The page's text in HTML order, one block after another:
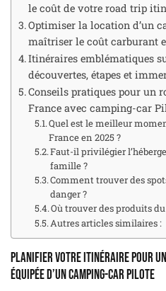
le coût de votre road trip
Optimiser la location d’un
maîtriser le coût carburant
Itinéraires emblématiques
découvertes, étapes et
Conseils pratiques pour un
France avec camping-car
Quel est le meilleur
France en 2025 ?
Faut-il privilégier
famille ?
Comment trouver des
danger ?
Où trouver des produits
Autres articles similaires :
Planifier votre itinéraire pour
équipée d’un camping-car Pilote